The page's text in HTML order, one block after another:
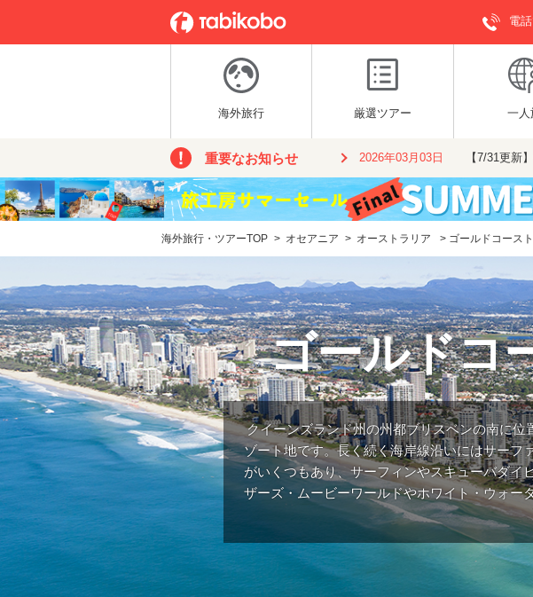
電
海外旅行 厳選ツアー 一人
重要なお知らせ 2026年03月03日 【7/31更新
海外旅行・ツアーTOP > オセアニア > オーストラリア > ゴールドコース
ゴールドコ
クイーンズランド州の州都ブリスベンの南に
ゾート地です。長く続く海岸線沿いにはサーフ
がいくつもあり、サーフィンやスキューバダイ
ザーズ・ムービーワールドやホワイト・ウォー